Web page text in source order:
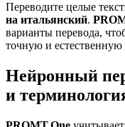
Переводите целые
на итальянский.
варианты перевода,
точную и
Нейронный
и